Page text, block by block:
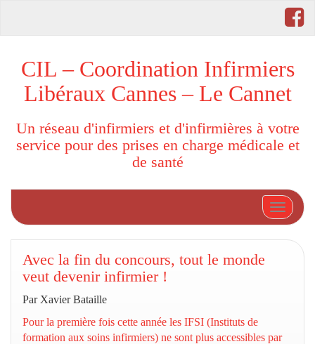
CIL – Coordination Infirmiers
Libéraux Cannes – Le Cannet
Un réseau d'infirmiers et d'infirmières à votre
service pour des prises en charge médicale et
de santé
Avec la fin du concours, tout le monde
veut devenir infirmier !
Par Xavier Bataille
Pour la première fois cette année les IFSI (Instituts de
formation aux soins infirmiers) ne sont plus accessibles par